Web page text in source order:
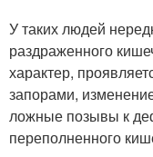
У таких людей
раздраженного
характер,
запорами,
ложные позывы к
переполненного